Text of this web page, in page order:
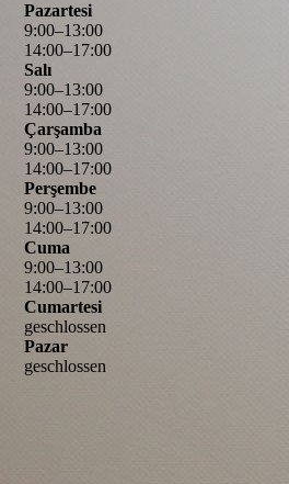
Pazartesi
9:00–13:00
14:00–17:00
Salı
9:00–13:00
14:00–17:00
Çarşamba
9:00–13:00
14:00–17:00
Perşembe
9:00–13:00
14:00–17:00
Cuma
9:00–13:00
14:00–17:00
Cumartesi
geschlossen
Pazar
geschlossen